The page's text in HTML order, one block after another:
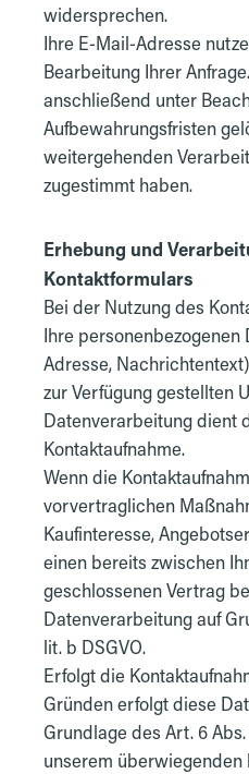
widersprechen.
Ihre E-Mail-Adresse
Bearbeitung Ihrer
anschließend unter
Aufbewahrungsfristen
weitergehenden
zugestimmt haben.
Erhebung und
Kontaktformulars
Bei der Nutzung des
Ihre personenbezogenen
Adresse,
zur Verfügung gestellten
Datenverarbeitung dient
Kontaktaufnahme.
Wenn die
vorvertraglichen
Kaufinteresse,
einen bereits zwischen
geschlossenen Vertrag
Datenverarbeitung auf
lit. b DSGVO.
Erfolgt die
Gründen erfolgt diese
Grundlage des Art. 6 Abs.
unserem